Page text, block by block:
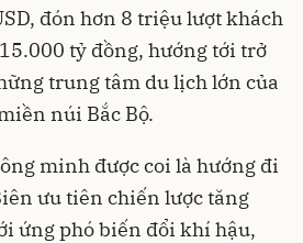
đón hơn 8 triệu lượt khách
tỷ đồng, hướng tới trở
trung tâm du lịch lớn của
núi Bắc Bộ.
minh được coi là hướng đi
ưu tiên chiến lược tăng
ứng phó biến đổi khí hậu,